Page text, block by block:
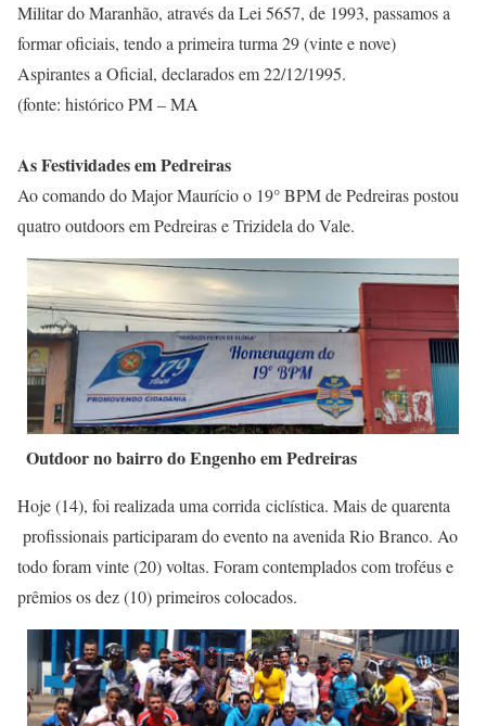
Militar do Maranhão, através da Lei 5657, de 1993, passamos a
formar oficiais, tendo a primeira turma 29 (vinte e nove)
Aspirantes a Oficial, declarados em 22/12/1995.
(fonte: histórico PM – MA
As Festividades em Pedreiras
Ao comando do Major Maurício o 19° BPM de Pedreiras postou
quatro outdoors em Pedreiras e Trizidela do Vale.
Outdoor no bairro do Engenho em Pedreiras
Hoje (14), foi realizada uma corrida ciclística. Mais de quarenta
profissionais participaram do evento na avenida Rio Branco. Ao
todo foram vinte (20) voltas. Foram contemplados com troféus e
prêmios os dez (10) primeiros colocados.